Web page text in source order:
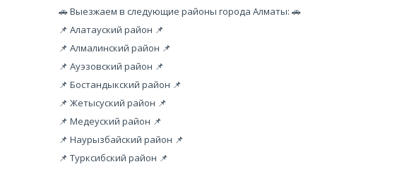
🚗 Выезжаем в следующие районы города Алматы: 🚗
📌 Алатауский район 📌
📌 Алмалинский район 📌
📌 Ауэзовский район 📌
📌 Бостандыкский район 📌
📌 Жетысуский район 📌
📌 Медеуский район 📌
📌 Наурызбайский район 📌
📌 Турксибский район 📌